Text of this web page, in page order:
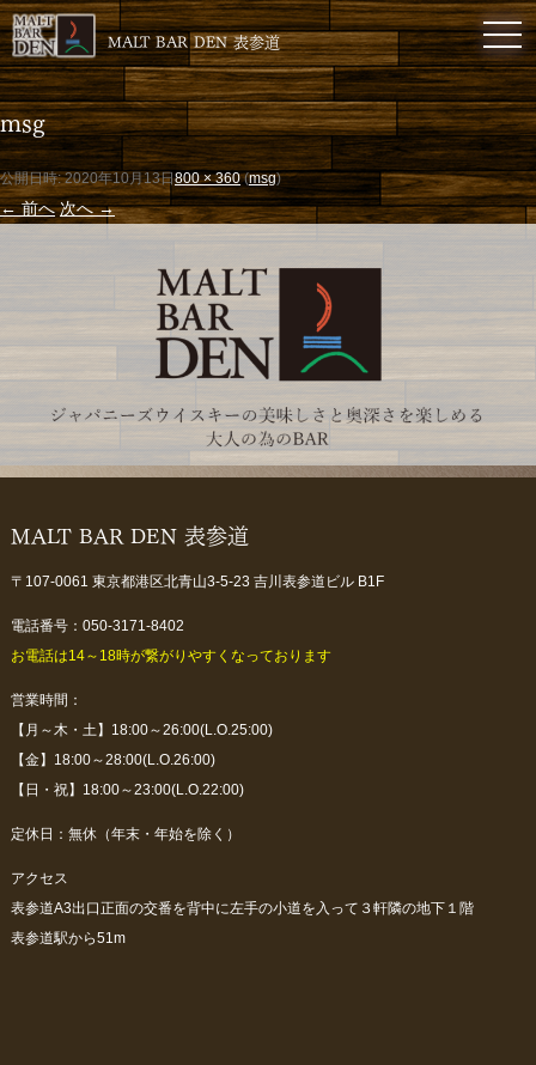
MALT BAR DEN 表参道
msg
公開日時: 2020年10月13日800 × 360(msg)
← 前へ 次へ →
MALT BAR DEN 表参道
〒107-0061 東京都港区北青山3-5-23 吉川表参道ビル B1F
電話番号：050-3171-8402
お電話は14～18時が繋がりやすくなっております
営業時間：
【月～木・土】18:00～26:00(L.O.25:00)
【金】18:00～28:00(L.O.26:00)
【日・祝】18:00～23:00(L.O.22:00)
定休日：無休（年末・年始を除く）
アクセス
表参道A3出口正面の交番を背中に左手の小道を入って３軒隣の地下１階
表参道駅から51m